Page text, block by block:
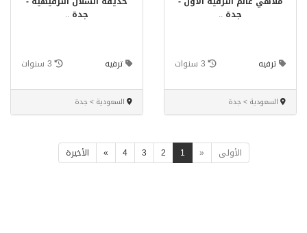
جدة ..
ترفيه 3 سنوات
السعودية > جدة
جدة ..
ترفيه 3 سنوات
السعودية > جدة
الأولى «
1
2
3
4
» الأخيرة